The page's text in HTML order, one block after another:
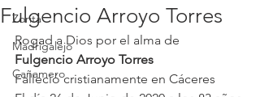
Zorita
Madrigalejo
Cañamero
Fulgencio Arroyo Torres
Rogad a Dios por el alma de
Fulgencio Arroyo Torres
Falleció cristianamente en Cáceres